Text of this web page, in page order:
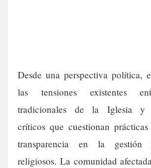
Desde una perspectiva política,
las tensiones existentes
tradicionales de la Iglesia y
críticos que cuestionan
transparencia en la gestión
religiosos. La comunidad